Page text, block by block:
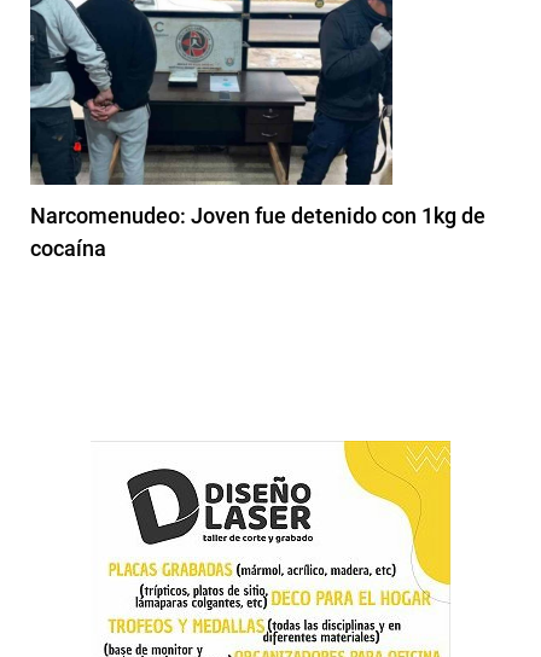
Narcomenudeo: Joven fue detenido con 1kg de
cocaína